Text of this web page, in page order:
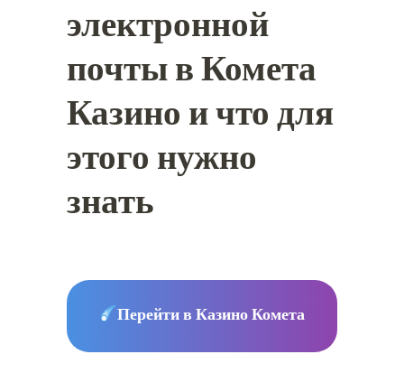
электронной
почты в Комета
Казино и что для
этого нужно
знать
Перейти в Казино Комета